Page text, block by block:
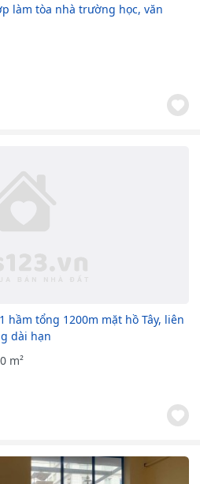
làm tòa nhà trường học, văn
hầm tổng 1200m mặt hồ Tây, liên
dài hạn
m²